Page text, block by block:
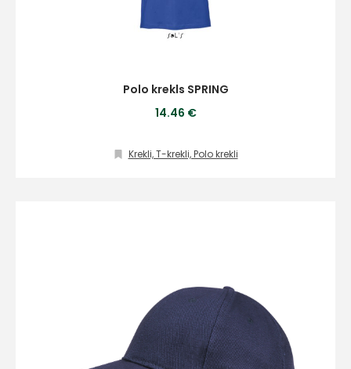
Polo krekls SPRING
14.46 €
Krekli, T-krekli, Polo krekli
ar
Atbildēsim
iespējas
Vārds
Kontakttālrunis